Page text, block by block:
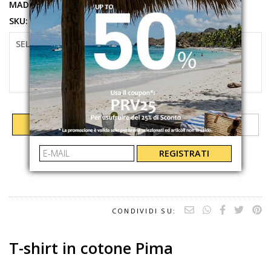
MADE IN:
SRI LANKA
SKU:
TH6709UI2
SELEZIONARE LA TAGLIA
S M L
AGGIUNGI AL CARRELLO
CONDIVIDI SU:
T-shirt in cotone Pima
REGISTRATI